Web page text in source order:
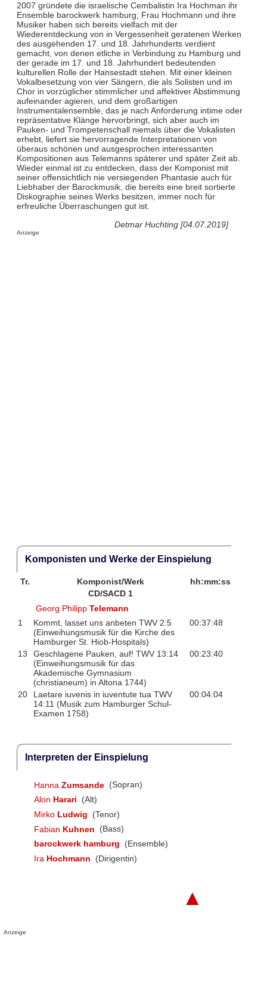
2007 gründete die israelische Cembalistin Ira Hochman ihr
Ensemble barockwerk hamburg; Frau Hochmann und ihre
Musiker haben sich bereits vielfach mit der
Wiederentdeckung von in Vergessenheit geratenen Werken
des ausgehenden 17. und 18. Jahrhunderts verdient
gemacht, von denen etliche in Verbindung zu Hamburg und
der gerade im 17. und 18. Jahrhundert bedeutenden
kulturellen Rolle der Hansestadt stehen. Mit einer kleinen
Vokalbesetzung von vier Sängern, die als Solisten und im
Chor in vorzüglicher stimmlicher und affektiver Abstimmung
aufeinander agieren, und dem großartigen
Instrumentalensemble, das je nach Anforderung intime oder
repräsentative Klänge hervorbringt, sich aber auch im
Pauken- und Trompetenschall niemals über die Vokalisten
erhebt, liefert sie hervorragende Interpretationen von
überaus schönen und ausgesprochen interessanten
Kompositionen aus Telemanns späterer und später Zeit ab.
Wieder einmal ist zu entdecken, dass der Komponist mit
seiner offensichtlich nie versiegenden Phantasie auch für
Liebhaber der Barockmusik, die bereits eine breit sortierte
Diskographie seines Werks besitzen, immer noch für
erfreuliche Überraschungen gut ist.
Detmar Huchting [04.07.2019]
Anzeige
Komponisten und Werke der Einspielung
Tr. Komponist/Werk
hh:mm:ss
CD/SACD 1
Georg PhilippTelemann
1
Kommt, lasset uns anbeten TWV 2:5
(Einweihungsmusik für die Kirche des
Hamburger St. Hiob-Hospitals)
00:37:48
13
Geschlagene Pauken, auf! TWV 13:14
(Einweihungsmusik für das
Akademische Gymnasium
(christianeum) in Altona 1744)
00:23:40
20
Laetare iuvenis in iuventute tua TWV
14:11 (Musik zum Hamburger Schul-
Examen 1758)
00:04:04
Interpreten der Einspielung
Hanna Zumsande (Sopran)
Alon Harari
(Alt)
Mirko Ludwig
(Tenor)
Fabian Kuhnen
(Bass)
barockwerk hamburg
(Ensemble)
Ira Hochmann (Dirigentin)
▲
Anzeige